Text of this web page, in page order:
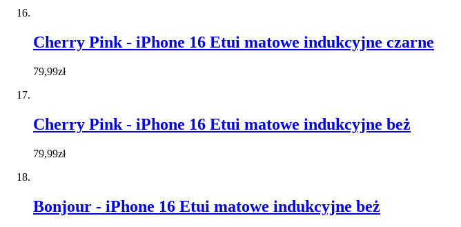
Cherry Pink - iPhone 16 Etui matowe indukcyjne czarne
79,99zł
Cherry Pink - iPhone 16 Etui matowe indukcyjne beż
79,99zł
Bonjour - iPhone 16 Etui matowe indukcyjne beż